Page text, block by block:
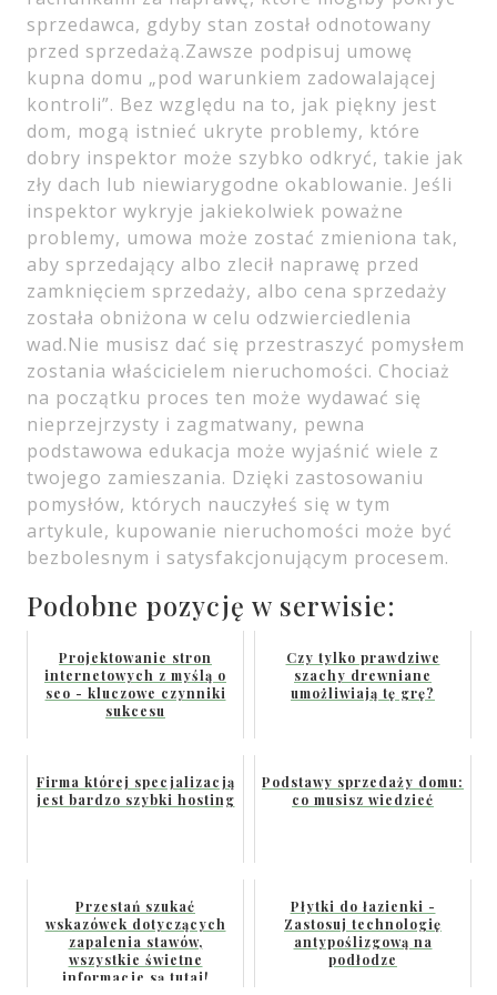
sprzedawca, gdyby stan został odnotowany
przed sprzedażą.Zawsze podpisuj umowę
kupna domu „pod warunkiem zadowalającej
kontroli”. Bez względu na to, jak piękny jest
dom, mogą istnieć ukryte problemy, które
dobry inspektor może szybko odkryć, takie jak
zły dach lub niewiarygodne okablowanie. Jeśli
inspektor wykryje jakiekolwiek poważne
problemy, umowa może zostać zmieniona tak,
aby sprzedający albo zlecił naprawę przed
zamknięciem sprzedaży, albo cena sprzedaży
została obniżona w celu odzwierciedlenia
wad.Nie musisz dać się przestraszyć pomysłem
zostania właścicielem nieruchomości. Chociaż
na początku proces ten może wydawać się
nieprzejrzysty i zagmatwany, pewna
podstawowa edukacja może wyjaśnić wiele z
twojego zamieszania. Dzięki zastosowaniu
pomysłów, których nauczyłeś się w tym
artykule, kupowanie nieruchomości może być
bezbolesnym i satysfakcjonującym procesem.
Podobne pozycję w serwisie:
Projektowanie stron
internetowych z myślą o
seo - kluczowe czynniki
sukcesu
Czy tylko prawdziwe
szachy drewniane
umożliwiają tę grę?
Firma której specjalizacją
jest bardzo szybki hosting
Podstawy sprzedaży domu:
co musisz wiedzieć
Przestań szukać
wskazówek dotyczących
zapalenia stawów,
wszystkie świetne
informacje są tutaj!
Płytki do łazienki -
Zastosuj technologię
antypoślizgową na
podłodze